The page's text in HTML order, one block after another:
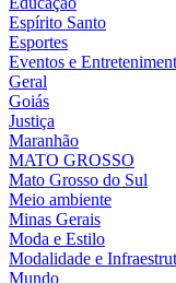
Espírito Santo
Esportes
Eventos e
Geral
Goiás
Justiça
Maranhão
MATO GROSSO
Mato Grosso do Sul
Meio ambiente
Minas Gerais
Moda e Estilo
Modalidade e
Mundo